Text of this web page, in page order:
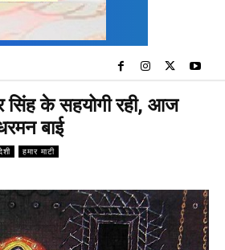
सिंह के सहयोगी रही, आज
बाई
हमार माटी